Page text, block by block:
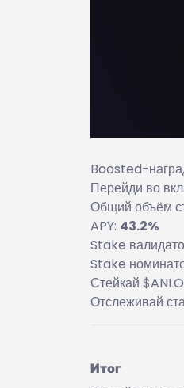
Boosted-
Перейди во
Общий объём
APY: 43.2%
Stake
Stake
Стейкай
Отслеживай
Итог